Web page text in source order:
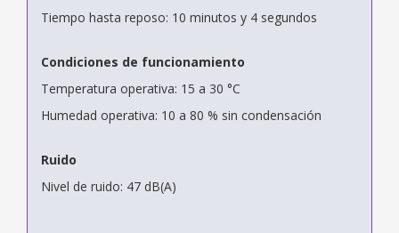
Tiempo hasta reposo: 10 minutos y 4 segundos
Condiciones de funcionamiento
Temperatura operativa: 15 a 30 °C
Humedad operativa: 10 a 80 % sin condensación
Ruido
Nivel de ruido: 47 dB(A)